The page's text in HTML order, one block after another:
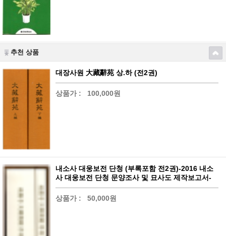
추천 상품
대장사원 大藏辭苑 상.하 (전2권)
상품가 : 100,000원
내소사 대웅보전 단청 (부록포함 전2권)-2016 내소
사 대웅보전 단청 문양조사 및 묘사도 제작보고서-
상품가 : 50,000원